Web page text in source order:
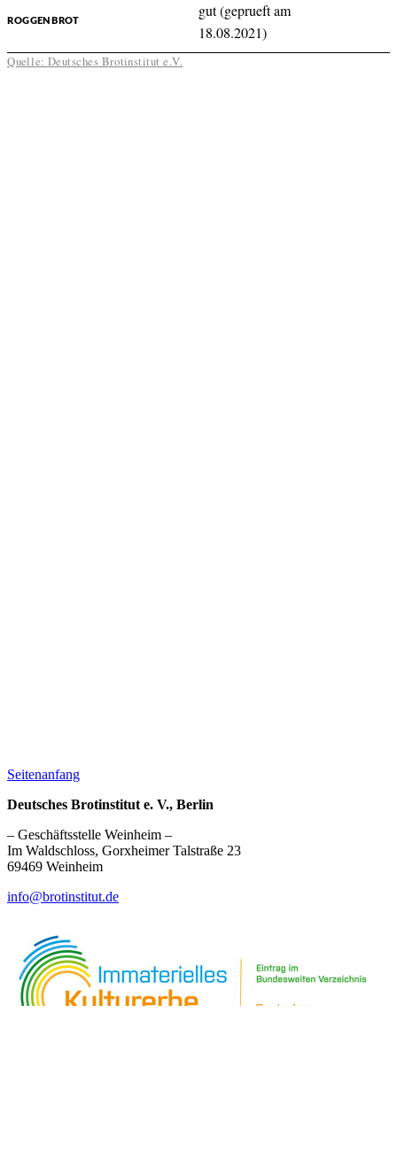
ROGGENBROT
gut (geprueft am
18.08.2021)
Quelle: Deutsches Brotinstitut e.V.
Seitenanfang
Deutsches Brotinstitut e. V., Berlin
– Geschäftsstelle Weinheim –
Im Waldschloss, Gorxheimer Talstraße 23
69469 Weinheim
info@brotinstitut.de